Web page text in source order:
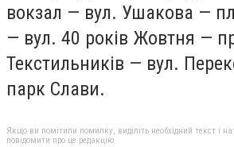
вокзал — вул. Ушакова —
— вул. 40 років Жовтня —
Текстильників — вул.
парк Слави.
Якщо ви помітили помилку, виділіть необхідний текст і
повідомити про це редакцію